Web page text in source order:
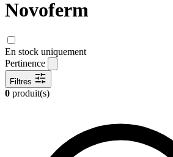
Novoferm
En stock uniquement
Pertinence
Filtres
0 produit(s)